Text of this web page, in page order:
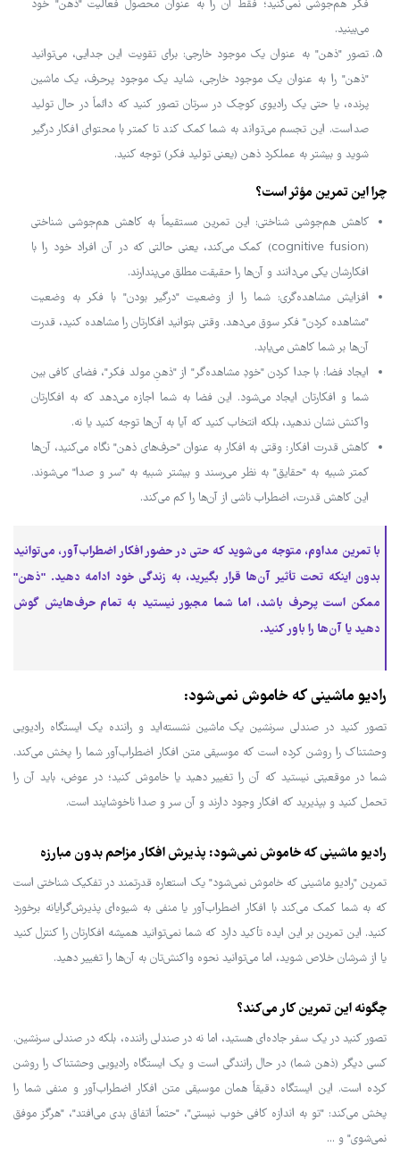
فکر هم‌جوشی نمی‌کنید؛ فقط آن را به عنوان محصول فعالیت "ذهن" خود
می‌بینید.
تصور "ذهن" به عنوان یک موجود خارجی: برای تقویت این جدایی، می‌توانید
"ذهن" را به عنوان یک موجود خارجی، شاید یک موجود پرحرف، یک ماشین
پرنده، یا حتی یک رادیوی کوچک در سرتان تصور کنید که دائماً در حال تولید
صداست. این تجسم می‌تواند به شما کمک کند تا کمتر با محتوای افکار درگیر
شوید و بیشتر به عملکرد ذهن (یعنی تولید فکر) توجه کنید.
چرا این تمرین مؤثر است؟
کاهش هم‌جوشی شناختی: این تمرین مستقیماً به کاهش هم‌جوشی شناختی
(cognitive fusion) کمک می‌کند، یعنی حالتی که در آن افراد خود را با
افکارشان یکی می‌دانند و آن‌ها را حقیقت مطلق می‌پندارند.
افزایش مشاهده‌گری: شما را از وضعیت "درگیر بودن" با فکر به وضعیت
"مشاهده کردن" فکر سوق می‌دهد. وقتی بتوانید افکارتان را مشاهده کنید، قدرت
آن‌ها بر شما کاهش می‌یابد.
ایجاد فضا: با جدا کردن "خودِ مشاهده‌گر" از "ذهنِ مولد فکر"، فضای کافی بین
شما و افکارتان ایجاد می‌شود. این فضا به شما اجازه می‌دهد که به افکارتان
واکنش نشان ندهید، بلکه انتخاب کنید که آیا به آن‌ها توجه کنید یا نه.
کاهش قدرت افکار: وقتی به افکار به عنوان "حرف‌های ذهن" نگاه می‌کنید، آن‌ها
کمتر شبیه به "حقایق" به نظر می‌رسند و بیشتر شبیه به "سر و صدا" می‌شوند.
این کاهش قدرت، اضطراب ناشی از آن‌ها را کم می‌کند.
با تمرین مداوم، متوجه می‌شوید که حتی در حضور افکار اضطراب‌آور، می‌توانید
بدون اینکه تحت تأثیر آن‌ها قرار بگیرید، به زندگی خود ادامه دهید. "ذهن"
ممکن است پرحرف باشد، اما شما مجبور نیستید به تمام حرف‌هایش گوش
دهید یا آن‌ها را باور کنید.
رادیو ماشینی که خاموش نمی‌شود:
تصور کنید در صندلی سرنشین یک ماشین نشسته‌اید و راننده یک ایستگاه رادیویی
وحشتناک را روشن کرده است که موسیقی متن افکار اضطراب‌آور شما را پخش می‌کند.
شما در موقعیتی نیستید که آن را تغییر دهید یا خاموش کنید؛ در عوض، باید آن را
تحمل کنید و بپذیرید که افکار وجود دارند و آن سر و صدا ناخوشایند است.
رادیو ماشینی که خاموش نمی‌شود: پذیرش افکار مزاحم بدون مبارزه
تمرین "رادیو ماشینی که خاموش نمی‌شود" یک استعاره قدرتمند در تفکیک شناختی است
که به شما کمک می‌کند با افکار اضطراب‌آور یا منفی به شیوه‌ای پذیرش‌گرایانه برخورد
کنید. این تمرین بر این ایده تأکید دارد که شما نمی‌توانید همیشه افکارتان را کنترل کنید
یا از شرشان خلاص شوید، اما می‌توانید نحوه واکنش‌تان به آن‌ها را تغییر دهید.
چگونه این تمرین کار می‌کند؟
تصور کنید در یک سفر جاده‌ای هستید، اما نه در صندلی راننده، بلکه در صندلی سرنشین.
کسی دیگر (ذهن شما) در حال رانندگی است و یک ایستگاه رادیویی وحشتناک را روشن
کرده است. این ایستگاه دقیقاً همان موسیقی متن افکار اضطراب‌آور و منفی شما را
پخش می‌کند: "تو به اندازه کافی خوب نیستی"، "حتماً اتفاق بدی می‌افتد"، "هرگز موفق
نمی‌شوی" و ...